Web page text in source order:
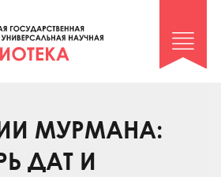
сельдерей»
архив»
МУРМАНА:
ДАТ И